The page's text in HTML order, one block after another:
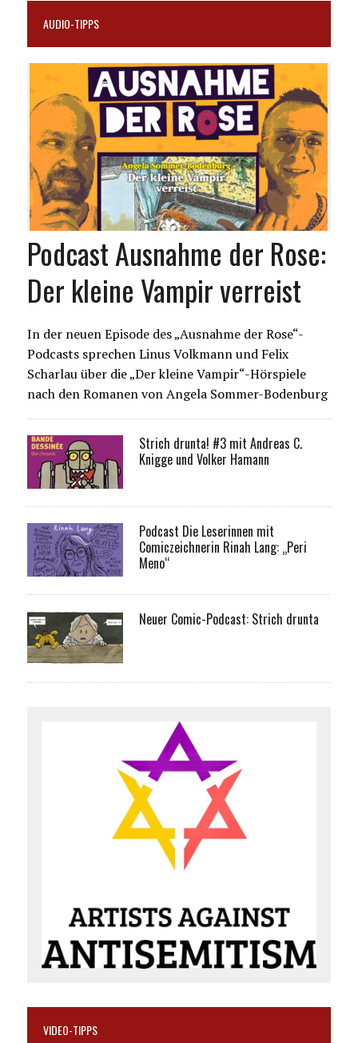
AUDIO-TIPPS
Podcast Ausnahme der Rose:
Der kleine Vampir verreist
In der neuen Episode des „Ausnahme der Rose“-
Podcasts sprechen Linus Volkmann und Felix
Scharlau über die „Der kleine Vampir“-Hörspiele
nach den Romanen von Angela Sommer-Bodenburg
Strich drunta! #3 mit Andreas C.
Knigge und Volker Hamann
Podcast Die Leserinnen mit
Comiczeichnerin Rinah Lang: „Peri
Meno“
Neuer Comic-Podcast: Strich drunta
VIDEO-TIPPS